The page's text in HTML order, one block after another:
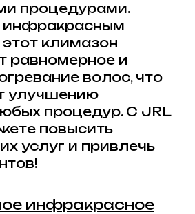
процедурами.
климазон
равномерное и
волос, что
улучшению
процедур. С JRL
повысить
услуг и привлечь
инфракрасное